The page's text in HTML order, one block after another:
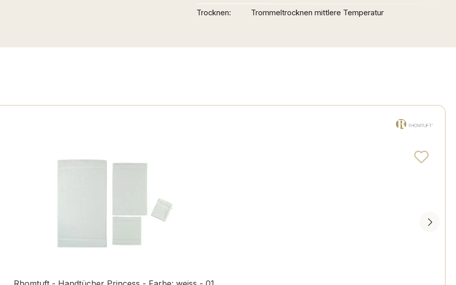
Trocknen
Trommeltrocknen mittlere Temperatur